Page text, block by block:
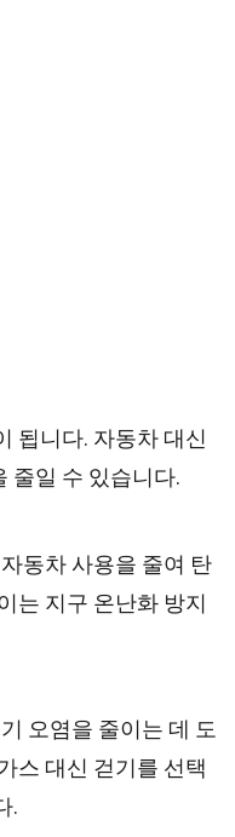
됩니다. 자동차 대신
줄일 수 있습니다.
동차 사용을 줄여 탄
는 지구 온난화 방지
오염을 줄이는 데 도
스 대신 걷기를 선택
.